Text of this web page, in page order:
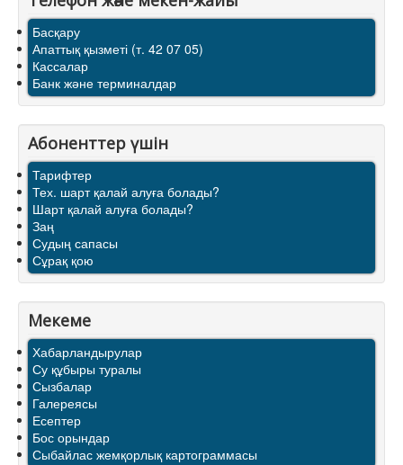
Басқару
Апаттық қызметі (т. 42 07 05)
Кассалар
Банк және терминалдар
Абоненттер үшін
Тарифтер
Тех. шарт қалай алуға болады?
Шарт қалай алуға болады?
Заң
Судың сапасы
Сұрақ қою
Мекеме
Хабарландырулар
Су құбыры туралы
Сызбалар
Галереясы
Есептер
Бос орындар
Сыбайлас жемқорлық картограммасы